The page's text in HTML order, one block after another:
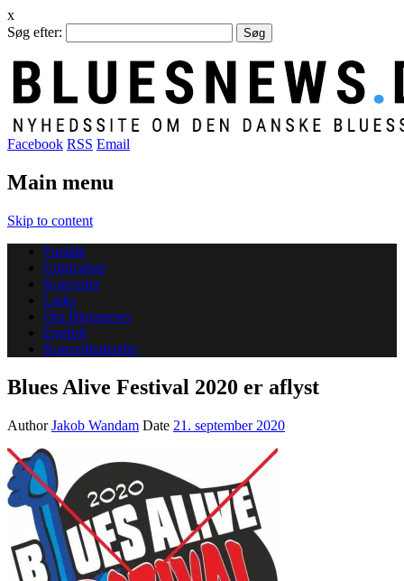
x
Søg efter:
Facebook RSS Email
Main menu
Skip to content
Forside
Udgivelser
Koncerter
Links
Om Bluesnews
English
Koncertkalender
Blues Alive Festival 2020 er aflyst
AuthorJakob Wandam Date 21. september 2020